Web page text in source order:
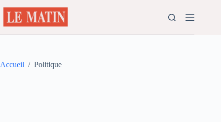
au
contenu
Accueil / Politique